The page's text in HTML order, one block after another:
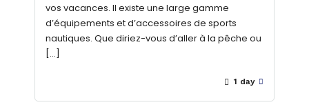
vos vacances. Il existe une large gamme
d’équipements et d’accessoires de sports
nautiques. Que diriez-vous d’aller à la pêche ou
[…]
1 day